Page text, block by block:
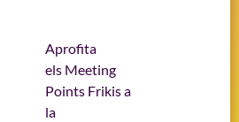
Aprofita
els Meeting
Points Frikis a
la